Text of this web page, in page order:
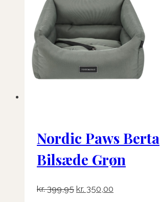
Nordic Paws Berta
Bilsæde Grøn
kr.399,95 Den
kr. 350,00